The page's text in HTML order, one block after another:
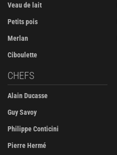
Veau de lait
Petits pois
Merlan
Ciboulette
CHEFS
Alain Ducasse
Guy Savoy
Philippe Conticini
Pierre Hermé